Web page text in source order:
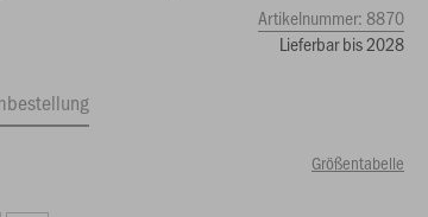
Artikelnummer:8870
Lieferbar bis 2028
Größentabelle